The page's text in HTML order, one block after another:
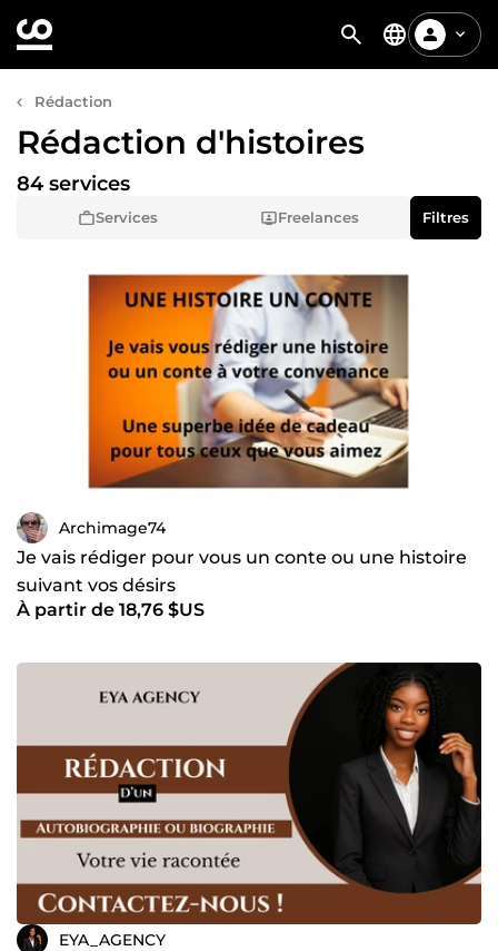
Rédaction
Rédaction d'histoires
Services Freelances
84 services
Filtres
Archimage74
Je vais rédiger pour vous un conte ou une histoire
suivant vos désirs
À partir de 18,76 $US
EYA_AGENCY